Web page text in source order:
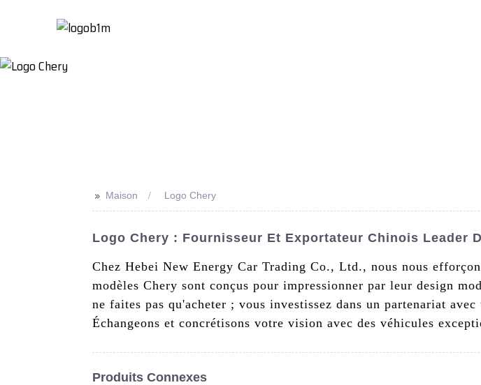
>> Maison Logo Chery
Logo Chery : Fournisseur Et Exportateur Chinois Leader
Chez Hebei New Energy Car Trading Co., Ltd., nous nous
modèles Chery sont conçus pour impressionner par leur design
ne faites pas qu'acheter ; vous investissez dans un partenariat
Échangeons et concrétisons votre vision avec des véhicules
Produits Connexes